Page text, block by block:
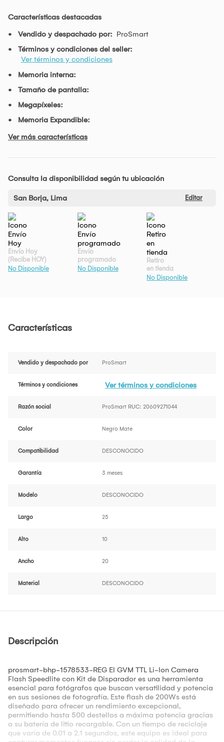
Características destacadas
Vendido y despachado por: ProSmart
Términos y condiciones del seller:
Ver términos y condiciones
Memoria interna:
Tamaño de pantalla:
Megapíxeles:
Memoria Expandible:
Ver más características
Consulta la disponibilidad según tu ubicación
San Borja, Lima Editar
Envío Hoy
(Recibe HOY)
No Disponible
Envío
programado
No Disponible
Retiro
en tienda
No Disponible
Características
Vendido y despachado por ProSmart
Términos y condiciones Ver términos y condiciones
Razón social ProSmart RUC: 20609271044
Color Negro Mate
Compatibilidad DESCONOCIDO
Garantía 3 meses
Modelo DESCONOCIDO
Largo 25
Alto 10
Ancho 20
Material DESCONOCIDO
Descripción
prosmart-bhp-1578533-REG El GVM TTL Li-Ion Camera
Flash Speedlite con Kit de Disparador es una herramienta
esencial para fotógrafos que buscan versatilidad y potencia
en sus sesiones de fotografía. Este flash de 200Ws está
diseñado para ofrecer un rendimiento excepcional,
permitiendo hasta 500 destellos a máxima potencia gracias
a su batería de litio recargable. Con un tiempo de reciclaje
que varía de 0.01 a 2.1 segundos, este equipo es ideal para